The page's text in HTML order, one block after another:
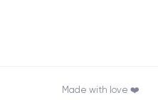
Made with love ❤️